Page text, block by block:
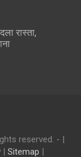
रास्ता,
reserved. - |
| Sitemap |